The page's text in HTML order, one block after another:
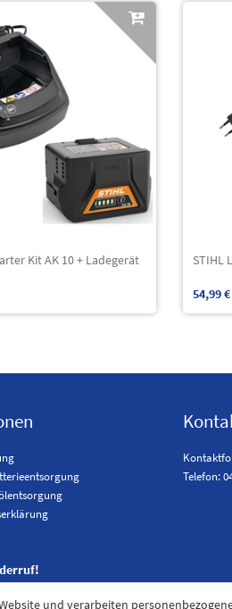
Kit AK 10 + Ladegerät
STIHL
54,99
Telefon:
und verarbeiten